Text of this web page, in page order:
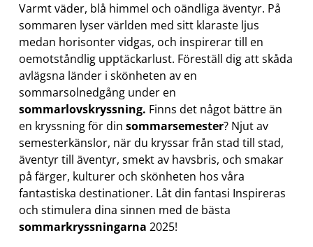
Varmt väder, blå himmel och oändliga äventyr. På
sommaren lyser världen med sitt klaraste ljus
medan horisonter vidgas, och inspirerar till en
oemotståndlig upptäckarlust. Föreställ dig att skåda
avlägsna länder i skönheten av en
sommarsolnedgång under en
sommarlovskryssning. Finns det något bättre än
en kryssning för din sommarsemester? Njut av
semesterkänslor, när du kryssar från stad till stad,
äventyr till äventyr, smekt av havsbris, och smakar
på färger, kulturer och skönheten hos våra
fantastiska destinationer. Låt din fantasi Inspireras
och stimulera dina sinnen med de bästa
sommarkryssningarna 2025!